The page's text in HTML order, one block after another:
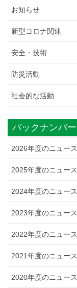
お知らせ
新型コロナ関連
安全・技術
防災活動
社会的な活動
バックナンバー
2026年度のニュース
2025年度のニュース
2024年度のニュース
2023年度のニュース
2022年度のニュース
2021年度のニュース
2020年度のニュース